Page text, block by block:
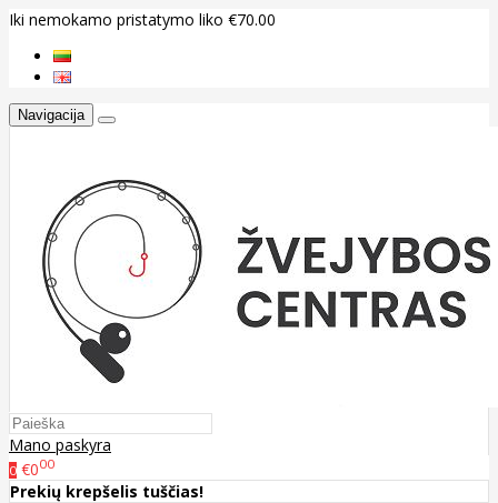
Iki nemokamo pristatymo liko €70.00
Navigacija
Mano paskyra
0 €000
Prekių krepšelis tuščias!